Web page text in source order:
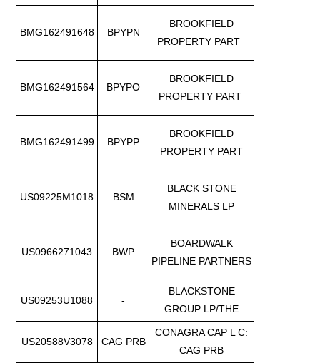
BMG162491648 BPYPN
BROOKFIELD
PROPERTY PART
BMG162491564 BPYPO
BROOKFIELD
PROPERTY PART
BMG162491499 BPYPP
BROOKFIELD
PROPERTY PART
US09225M1018 BSM
BLACK STONE
MINERALS LP
US0966271043 BWP
BOARDWALK
PIPELINE PARTNERS
US09253U1088 -
BLACKSTONE
GROUP LP/THE
US20588V3078 CAG PRB
CONAGRA CAP L C:
CAG PRB